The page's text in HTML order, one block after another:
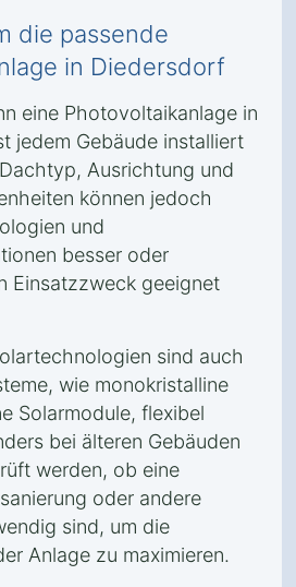
die passende
in Diedersdorf
eine Photovoltaikanlage in
jedem Gebäude installiert
Ausrichtung und
können jedoch
und
besser oder
Einsatzzweck geeignet
sind auch
wie monokristalline
Solarmodule, flexibel
bei älteren Gebäuden
werden, ob eine
oder andere
sind, um die
Anlage zu maximieren.